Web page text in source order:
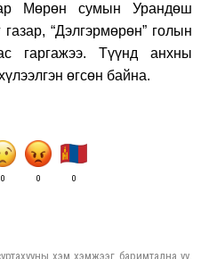
Мөрөн сумын Урандөш
газар, “Дэлгэрмөрөн” голын
гаргажээ. Түүнд анхны
өгсөн байна.
0 0 0
хэм хэмжээг баримтална уу.